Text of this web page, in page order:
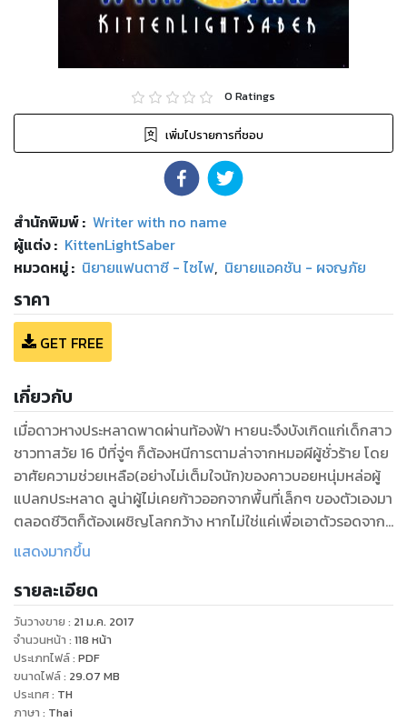
0 Ratings
เพิ่มไปรายการที่ชอบ
สำนักพิมพ์: Writer with no name
ผู้แต่ง : KittenLightSaber
หมวดหมู่: นิยายแฟนตาซี - ไซไฟ, นิยายแอคชัน - ผจญภัย
ราคา
GET FREE
เกี่ยวกับ
เมื่อดาวหางประหลาดพาดผ่านท้องฟ้า หายนะจึงบังเกิดแก่เด็กสาว
ชาวทาสวัย 16 ปีที่จู่ๆ ก็ต้องหนีการตามล่าจากหมอผีผู้ชั่วร้าย โดย
อาศัยความช่วยเหลือ(อย่างไม่เต็มใจนัก)ของคาวบอยหนุ่มหล่อผู้
แปลกประหลาด ลูน่าผู้ไม่เคยก้าวออกจากพื้นที่เล็กๆ ของตัวเองมา
ตลอดชีวิตก็ต้องเผชิญโลกกว้าง หากไม่ใช่แค่เพื่อเอาตัวรอดจาก
พ่อมดนักฆ่าและตามหาจุดหมายแท้จริงของชีวิตตัวเองเท่านั้น แต่
พบกับการผจญภัยอันน่าอัศจรรย์ของเด็กสาวตัวเล็กๆ ผู้ไม่
ธรรมดากับเหล่าเพื่อนร่วมทางสุดประหลาดพิสดารเพื่อกอบกู้โลก
และดวงจันทร์ ทว่าเหนืออื่นใดคือตามหาโชคชะตาของตัวเธอเอง
ผลงานของนักเขียนมือรางวัลจากโครงการ Enter Books Writer
แสดงมากขึ้น
รายละเอียด
วันวางขาย : 21 ม.ค. 2017
จำนวนหน้า : 118 หน้า
ประเภทไฟล์: PDF
ขนาดไฟล์: 29.07 MB
ประเทศ: TH
ภาษา : Thai